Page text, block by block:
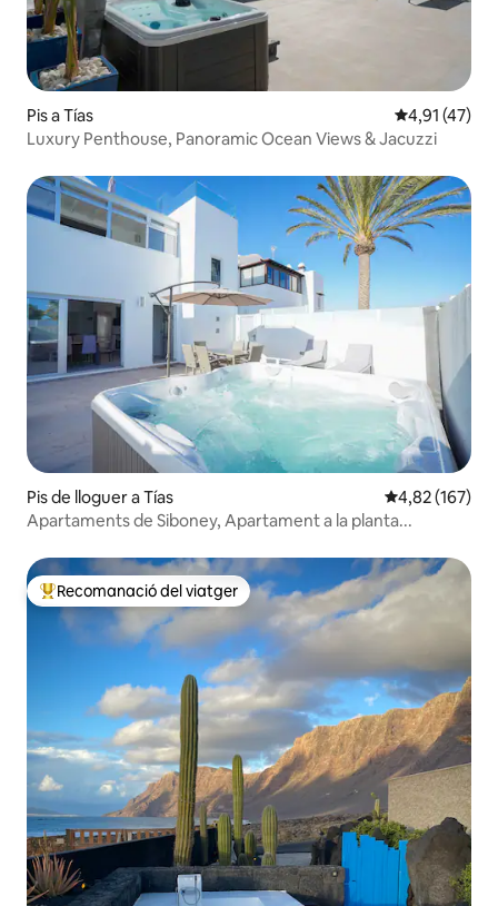
Pis a Tías 4,91 de
4,91 (47)
Luxury Penthouse, Panoramic Ocean Views & Jacuzzi
Pis de lloguer a Tías 4,82 de
4,82 (167)
Apartaments de Siboney, Apartament a la planta...
Principals recomanacions dels viatgers
Recomanació del viatger